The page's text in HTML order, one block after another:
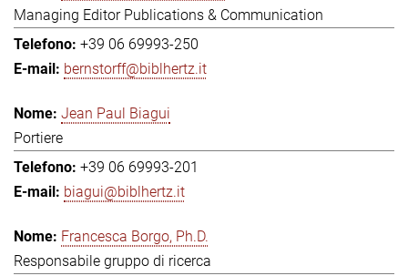
Managing Editor Publications & Communication
+39 06 69993-250
bernstorff@biblhertz.it
Jean Paul Biagui
Portiere
+39 06 69993-201
biagui@biblhertz.it
Francesca Borgo, Ph.D.
Responsabile gruppo di ricerca